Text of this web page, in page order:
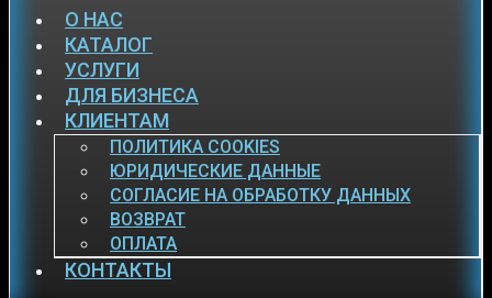
О НАС
КАТАЛОГ
УСЛУГИ
ДЛЯ БИЗНЕСА
КЛИЕНТАМ
ПОЛИТИКА COOKIES
ЮРИДИЧЕСКИЕ ДАННЫЕ
СОГЛАСИЕ НА ОБРАБОТКУ ДАННЫХ
ВОЗВРАТ
ОПЛАТА
КОНТАКТЫ